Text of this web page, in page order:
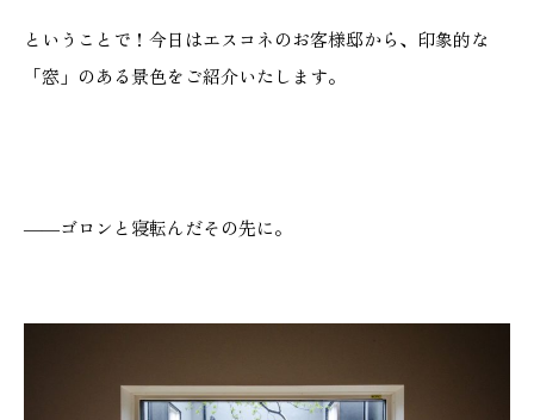
GALLERY
COMPANY
ということで！今日はエスコネのお客様邸から、印象的な
「窓」のある景色をご紹介いたします。
――ゴロンと寝転んだその先に。